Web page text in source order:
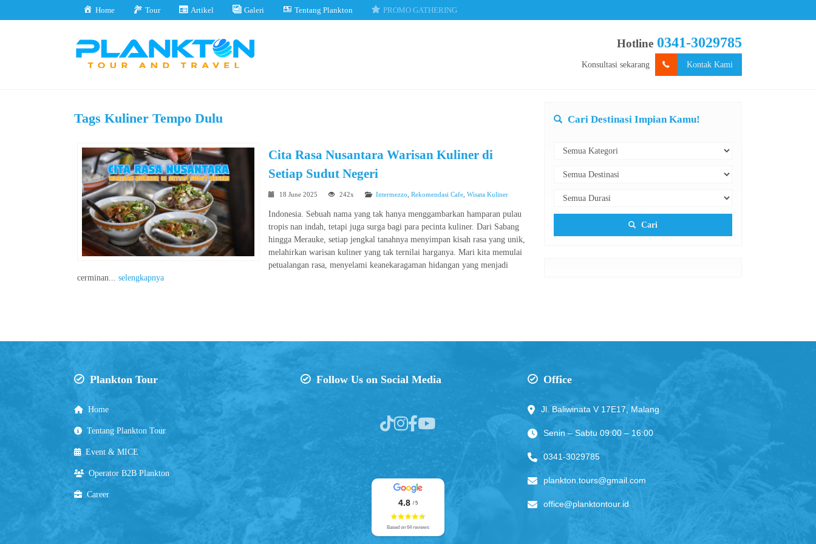
Home Tour Artikel Galeri Tentang Plankton PROMO GATHERING
Hotline 0341-3029785
Konsultasi sekarang Kontak Kami
Tags Kuliner Tempo Dulu
Cita Rasa Nusantara Warisan Kuliner di
Setiap Sudut Negeri
18 June 2025 242x Intermezzo Rekomendasi Cafe Wisata Kuliner
Indonesia. Sebuah nama yang tak hanya menggambarkan hamparan pulau
tropis nan indah, tetapi juga surga bagi para pecinta kuliner. Dari Sabang
hingga Merauke, setiap jengkal tanahnya menyimpan kisah rasa yang unik,
melahirkan warisan kuliner yang tak ternilai harganya. Mari kita memulai
petualangan rasa, menyelami keanekaragaman hidangan yang menjadi
cerminan... selengkapnya
Cari Destinasi Impian Kamu!
Cari
Plankton Tour
Home
Tentang Plankton Tour
Event & MICE
Operator B2B Plankton
Career
Follow Us on Social Media
4.8 / 5
Based on 64 reviews
Office
Jl. Baliwinata V 17E17, Malang
Senin – Sabtu 09:00 – 16:00
0341-3029785
plankton.tours@gmail.com
office@planktontour.id